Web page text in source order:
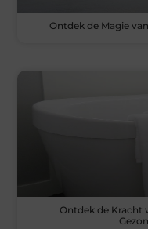
Ontdek de Magie
Ontdek de Kracht